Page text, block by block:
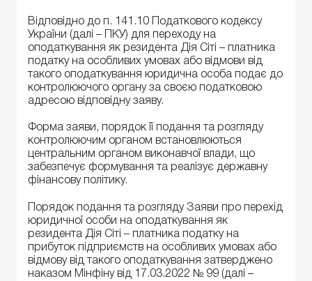
Відповідно до п. 141.10 Податкового кодексу
України (далі – ПКУ) для переходу на
оподаткування як резидента Дія Сіті – платника
податку на особливих умовах або відмови від
такого оподаткування юридична особа подає до
контролюючого органу за своєю податковою
адресою відповідну заяву.
Форма заяви, порядок її подання та розгляду
контролюючим органом встановлюються
центральним органом виконавчої влади, що
забезпечує формування та реалізує державну
фінансову політику.
Порядок подання та розгляду Заяви про перехід
юридичної особи на оподаткування як
резидента Дія Сіті – платника податку на
прибуток підприємств на особливих умовах або
відмову від такого оподаткування затверджено
наказом Мінфіну від 17.03.2022 № 99 (далі –